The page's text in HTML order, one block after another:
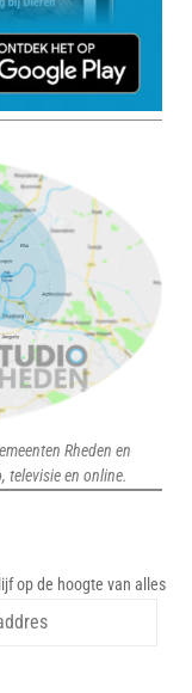
Rheden en
televisie en online.
op de hoogte van alles